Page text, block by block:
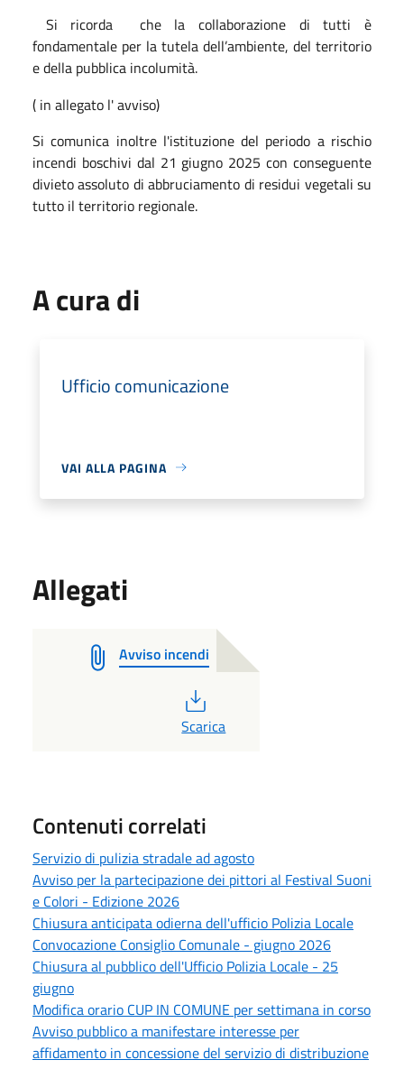
Si ricorda che la collaborazione di tutti è
fondamentale per la tutela dell’ambiente, del territorio
e della pubblica incolumità.
( in allegato l' avviso)
Si comunica inoltre l'istituzione del periodo a rischio
incendi boschivi dal 21 giugno 2025 con conseguente
divieto assoluto di abbruciamento di residui vegetali su
tutto il territorio regionale.
A cura di
Ufficio comunicazione
VAI ALLA PAGINA
Allegati
Avviso incendi
PDF
Scarica
Contenuti correlati
Servizio di pulizia stradale ad agosto
Avviso per la partecipazione dei pittori al Festival Suoni
e Colori - Edizione 2026
Chiusura anticipata odierna dell'ufficio Polizia Locale
Convocazione Consiglio Comunale - giugno 2026
Chiusura al pubblico dell'Ufficio Polizia Locale - 25
giugno
Modifica orario CUP IN COMUNE per settimana in corso
Avviso pubblico a manifestare interesse per
affidamento in concessione del servizio di distribuzione